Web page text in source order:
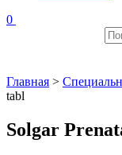
0
Главная >
tabl
Solgar